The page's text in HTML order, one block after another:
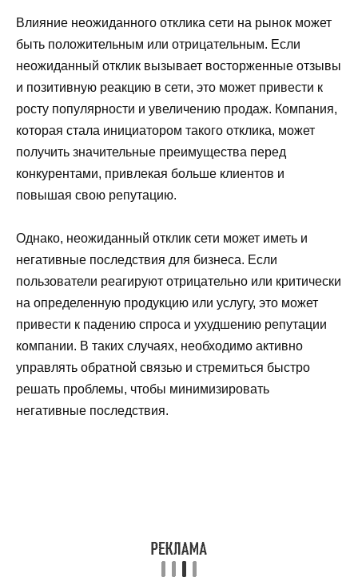
Влияние неожиданного отклика сети на рынок может
быть положительным или отрицательным. Если
неожиданный отклик вызывает восторженные отзывы
и позитивную реакцию в сети, это может привести к
росту популярности и увеличению продаж. Компания,
которая стала инициатором такого отклика, может
получить значительные преимущества перед
конкурентами, привлекая больше клиентов и
повышая свою репутацию.
Однако, неожиданный отклик сети может иметь и
негативные последствия для бизнеса. Если
пользователи реагируют отрицательно или критически
на определенную продукцию или услугу, это может
привести к падению спроса и ухудшению репутации
компании. В таких случаях, необходимо активно
управлять обратной связью и стремиться быстро
решать проблемы, чтобы минимизировать
негативные последствия.